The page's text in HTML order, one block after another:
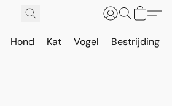
Hond Kat Vogel Bestrijding